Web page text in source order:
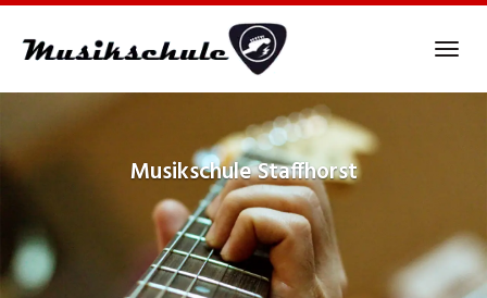
MusikschuleStaffhorst